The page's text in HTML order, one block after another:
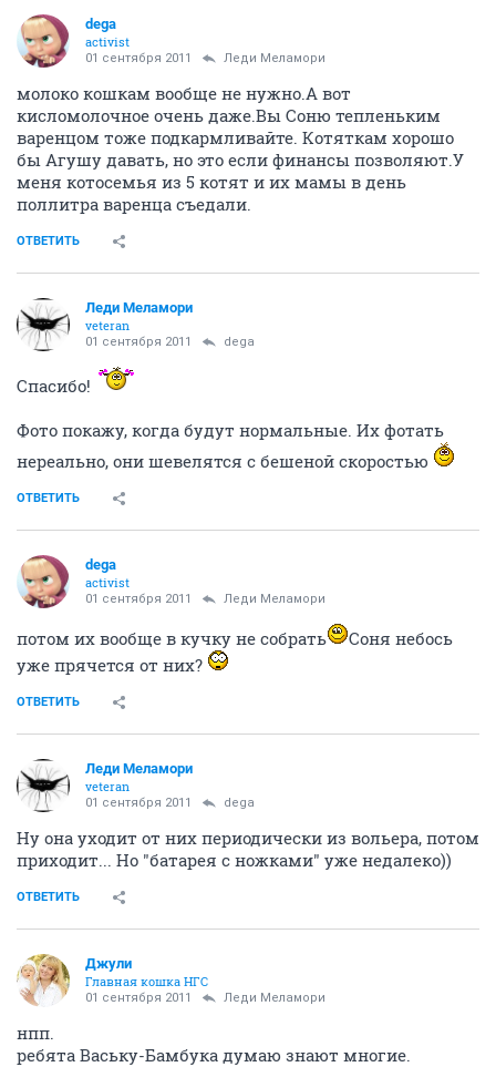
dega
activist
01 сентября 2011 Леди Меламори
молоко кошкам вообще не нужно.А вот
кисломолочное очень даже.Вы Соню тепленьким
варенцом тоже подкармливайте. Котяткам хорошо
бы Агушу давать, но это если финансы позволяют.У
меня котосемья из 5 котят и их мамы в день
поллитра варенца съедали.
ОТВЕТИТЬ
Леди Меламори
veteran
01 сентября 2011 dega
Спасибо!
Фото покажу, когда будут нормальные. Их фотать
нереально, они шевелятся с бешеной скоростью
ОТВЕТИТЬ
dega
activist
01 сентября 2011 Леди Меламори
потом их вообще в кучку не собрать
Соня небось
уже прячется от них?
ОТВЕТИТЬ
Леди Меламори
veteran
01 сентября 2011 dega
Ну она уходит от них периодически из вольера, потом
приходит... Но "батарея с ножками" уже недалеко))
ОТВЕТИТЬ
Джули
Главная кошка НГС
01 сентября 2011 Леди Меламори
нпп.
ребята Ваську-Бамбука думаю знают многие.